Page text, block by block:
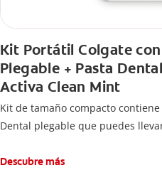
Kit Portátil Colgate
Plegable + Pasta
Activa Clean Mint
Kit de tamaño compacto
Dental plegable que puedes
Descubre más